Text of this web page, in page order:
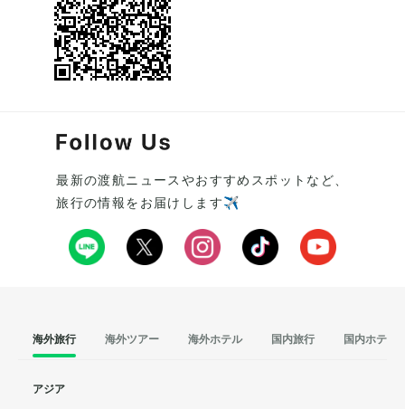
最新の渡航ニュースやおすすめスポットなど、
旅行の情報をお届けします✈️
海外旅行 海外ツアー 海外ホテル 国内旅行 国内ホテル
アジア